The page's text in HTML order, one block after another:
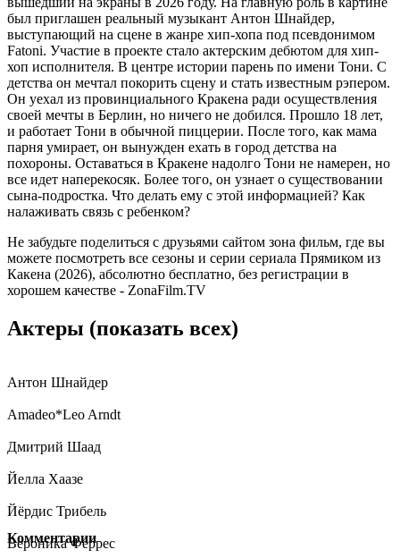
был приглашен реальный музыкант Антон Шнайдер,
выступающий на сцене в жанре хип-хопа под псевдонимом
Fatoni. Участие в проекте стало актерским дебютом для хип-
хоп исполнителя. В центре истории парень по имени Тони. С
детства он мечтал покорить сцену и стать известным рэпером.
Он уехал из провинциального Кракена ради осуществления
своей мечты в Берлин, но ничего не добился. Прошло 18 лет,
и работает Тони в обычной пиццерии. После того, как мама
парня умирает, он вынужден ехать в город детства на
похороны. Оставаться в Кракене надолго Тони не намерен, но
все идет наперекосяк. Более того, он узнает о существовании
сына-подростка. Что делать ему с этой информацией? Как
налаживать связь с ребенком?
Не забудьте поделиться с друзьями сайтом зона фильм, где вы
можете посмотреть все сезоны и серии сериала Прямиком из
Какена (2026), абсолютно бесплатно, без регистрации в
хорошем качестве - ZonaFilm.TV
Актеры (показать всех)
Антон Шнайдер
Amadeo*Leo Arndt
Дмитрий Шаад
Йелла Хаазе
Йёрдис Трибель
Вероника Феррес
Комментарии